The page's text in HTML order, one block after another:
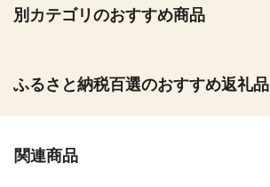
別カテゴリのおすすめ商品
ふるさと納税百選のおすすめ返礼品
関連商品